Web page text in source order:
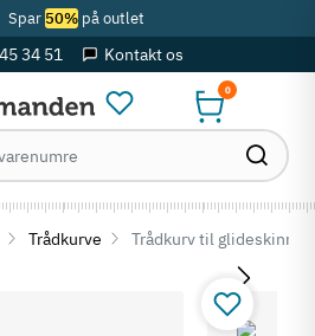
Spar 50%på outlet
34 51 Kontakt os
0
Trådkurve Trådkurv til glideskinne